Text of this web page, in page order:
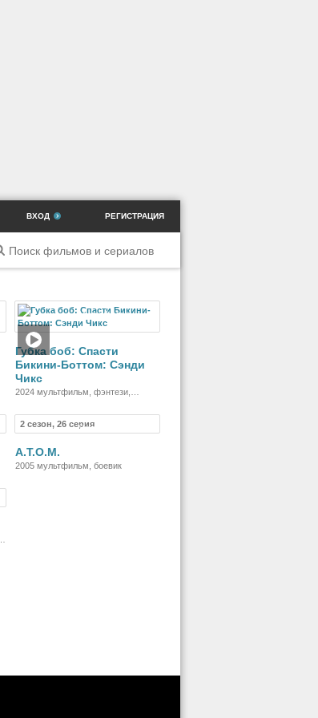
ВХОД РЕГИСТРАЦИЯ
Мультфильм
Губка боб: Спасти
Бикини-Боттом: Сэнди
Чикс
2024 мультфильм, фэнтези,
2 сезон, 26 серияМультсериал
A.T.O.M.
2005 мультфильм, боевик